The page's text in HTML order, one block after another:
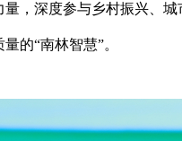
，深度参与乡村振兴、
的“南林智慧”。